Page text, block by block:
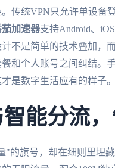
传统VPN只允许单设备
茄加速器支持Android、
不是简单的技术叠加，
和个人账号之间纠结。
是数字生活应有的样子。
能分流
"的旗号，却在细则里埋